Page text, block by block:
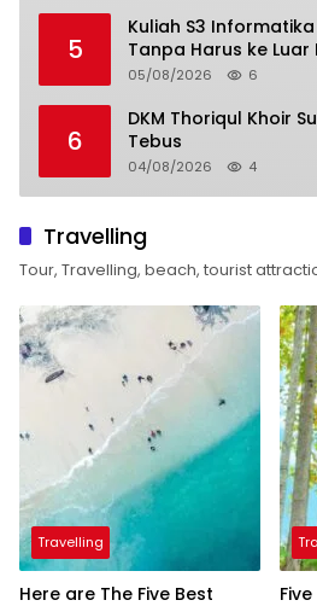
5
Kuliah S3
Tanpa Harus ke Luar
05/08/2026 6
6
DKM Thoriqul Khoir
Tebus
04/08/2026 4
Travelling
Tour, Travelling, beach, tourist
Travelling
Here are The Five Best